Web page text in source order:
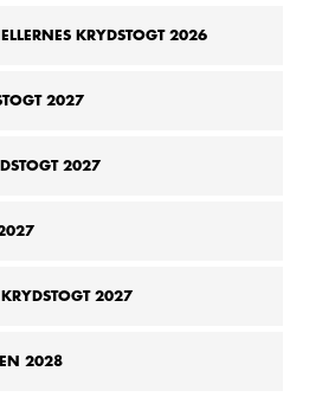
KRYDSTOGT 2026
2027
2027
KRYDSTOGT 2027
2028